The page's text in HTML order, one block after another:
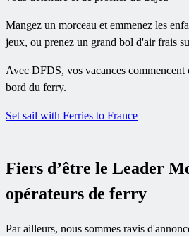
Mangez un morceau et emmenez les
jeux, ou prenez un grand bol d'air frais
Avec DFDS, vos vacances commencent
bord du ferry.
Set sail with Ferries to France
Fiers d’être le Leader
opérateurs de ferry
Par ailleurs, nous sommes ravis